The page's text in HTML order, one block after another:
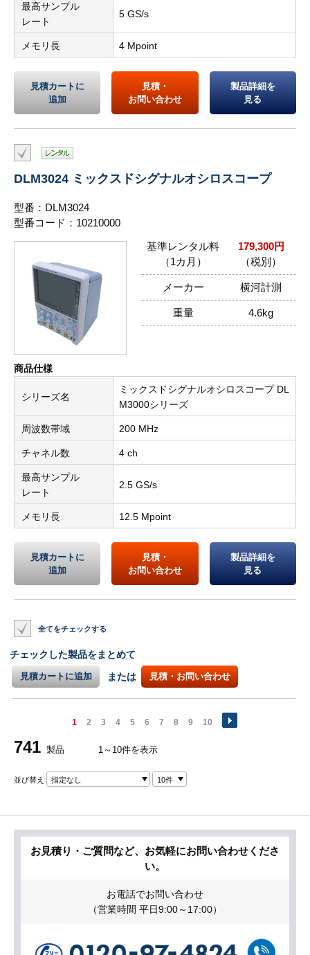
最高サンプル
レート
5 GS/s
メモリ長 4 Mpoint
見積カートに
追加
見積・
お問い合わせ
製品詳細を
見る
DLM3024 ミックスドシグナルオシロスコープ
型番：DLM3024
型番コード：10210000
基準レンタル料
（1カ月）
179,300円
（税別）
メーカー 横河計測
重量 4.6kg
商品仕様
シリーズ名
ミックスドシグナルオシロスコープ DL
M3000シリーズ
周波数帯域 200 MHz
チャネル数 4 ch
最高サンプル
レート
2.5 GS/s
メモリ長 12.5 Mpoint
見積カートに
追加
見積・
お問い合わせ
製品詳細を
見る
全てをチェックする
チェックした製品をまとめて
見積カートに追加 または 見積・お問い合わせ
1 2 3 4 5 6 7 8 9 10
741 製品 1～10件を表示
並び替え 指定なし 10件
お見積り・ご質問など、お気軽にお問い合わせくださ
い。
お電話でお問い合わせ
（営業時間 平日9:00～17:00）